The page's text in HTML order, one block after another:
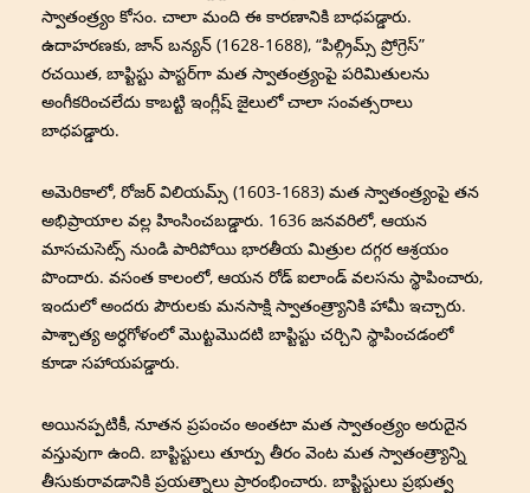
స్వాతంత్ర్యం కోసం. చాలా మంది ఈ కారణానికి బాధపడ్డారు.
ఉదాహరణకు, జాన్ బన్యన్ (1628-1688), “పిల్గ్రిమ్స్ ప్రోగ్రెస్”
రచయిత, బాప్టిస్టు పాస్టర్‌గా మత స్వాతంత్ర్యంపై పరిమితులను
అంగీకరించలేదు కాబట్టి ఇంగ్లీష్ జైలులో చాలా సంవత్సరాలు
బాధపడ్డారు.
అమెరికాలో, రోజర్ విలియమ్స్ (1603-1683) మత స్వాతంత్ర్యంపై తన
అభిప్రాయాల వల్ల హింసించబడ్డారు. 1636 జనవరిలో, ఆయన
మాసచుసెట్స్ నుండి పారిపోయి భారతీయ మిత్రుల దగ్గర ఆశ్రయం
పొందారు. వసంత కాలంలో, ఆయన రోడ్ ఐలాండ్ వలసను స్థాపించారు,
ఇందులో అందరు పౌరులకు మనసాక్షి స్వాతంత్ర్యానికి హామీ ఇచ్చారు.
పాశ్చాత్య అర్ధగోళంలో మొట్టమొదటి బాప్టిస్టు చర్చిని స్థాపించడంలో
కూడా సహాయపడ్డారు.
అయినప్పటికీ, నూతన ప్రపంచం అంతటా మత స్వాతంత్ర్యం అరుదైన
వస్తువుగా ఉంది. బాప్టిస్టులు తూర్పు తీరం వెంట మత స్వాతంత్ర్యాన్ని
తీసుకురావడానికి ప్రయత్నాలు ప్రారంభించారు. బాప్టిస్టులు ప్రభుత్వ